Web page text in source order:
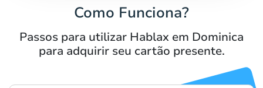
Como Funciona?
Passos para utilizar Hablax em Dominica
para adquirir seu cartão presente.